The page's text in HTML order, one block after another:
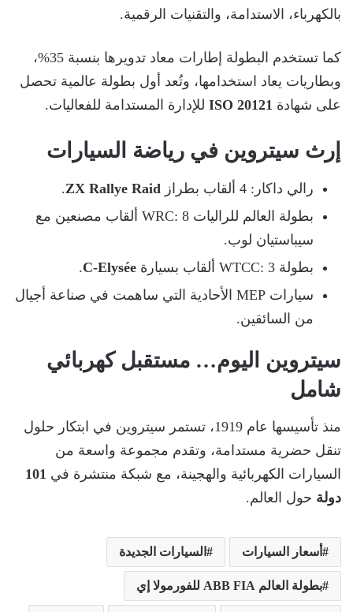
بالكهرباء، الاستدامة، والتقنيات الرقمية.
كما تستخدم البطولة إطارات معاد تدويرها بنسبة 35%،
وبطاريات يعاد استخدامها، وتُعد أول بطولة عالمية تحصل
على شهادة ISO 20121 للإدارة المستدامة للفعاليات.
إرث سيتروين في رياضة السيارات
رالي داكار: 4 ألقاب بطراز ZX Rallye Raid
.
بطولة العالم للراليات WRC: 8 ألقاب مصنعين مع
سيباستيان لوب.
بطولة WTCC: 3 ألقاب بسيارة
C-Elysée
.
سيارات MEP الأحادية التي ساهمت في صناعة أجيال
من السائقين.
سيتروين اليوم… مستقبل كهربائي
شامل
منذ تأسيسها عام 1919، تستمر سيتروين في ابتكار حلول
تنقل حضرية مستدامة، وتقدم مجموعة واسعة من
السيارات الكهربائية والهجينة، مع شبكة منتشرة في 101
دولة حول العالم.
أسعار السيارات السيارات الجديدة
بطولة العالم ABB FIA للفورمولا إي